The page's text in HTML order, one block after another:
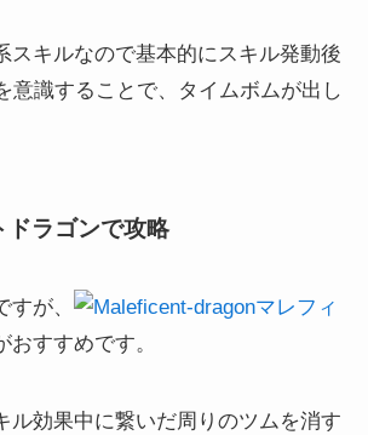
スキルなので基本的にスキル発動後
意識することで、タイムボムが出し
ドラゴンで攻略
が、
マレフィ
おすすめです。
ル効果中に繋いだ周りのツムを消す